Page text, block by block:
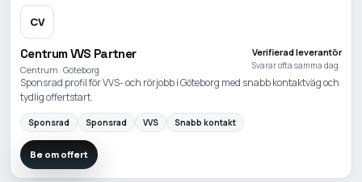
CV
Centrum VVS Partner
Centrum · Göteborg
Verifierad leverantör
Svarar ofta samma dag
Sponsrad profil för VVS- och rörjobb i Göteborg med snabb kontaktväg och
tydlig offertstart.
Sponsrad Sponsrad VVS Snabb kontakt
Be om offert